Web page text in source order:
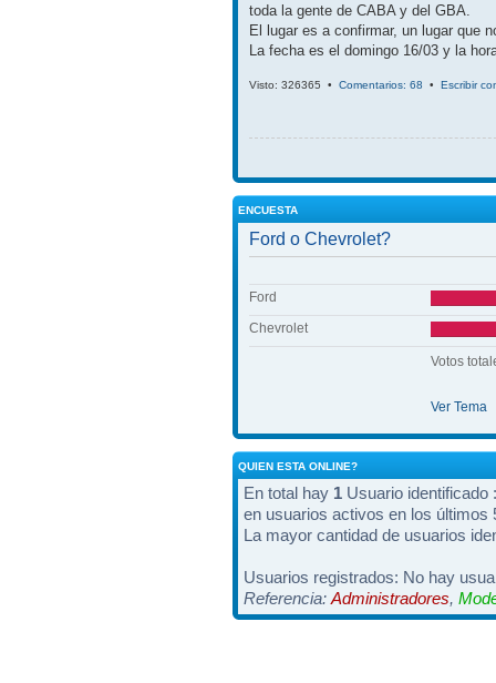
toda la gente de CABA y del GBA.
El lugar es a confirmar, un lugar que
La fecha es el domingo 16/03 y la
Visto: 326365 • Comentarios: 68 • Escribir
ENCUESTA
Ford o Chevrolet?
Ford
Chevrolet
Votos
Ver Tema
QUIEN ESTA ONLINE?
En total hay 1 Usuario identificado
en usuarios activos en los últimos
La mayor cantidad de usuarios
Usuarios registrados: No hay
Referencia: Administradores,